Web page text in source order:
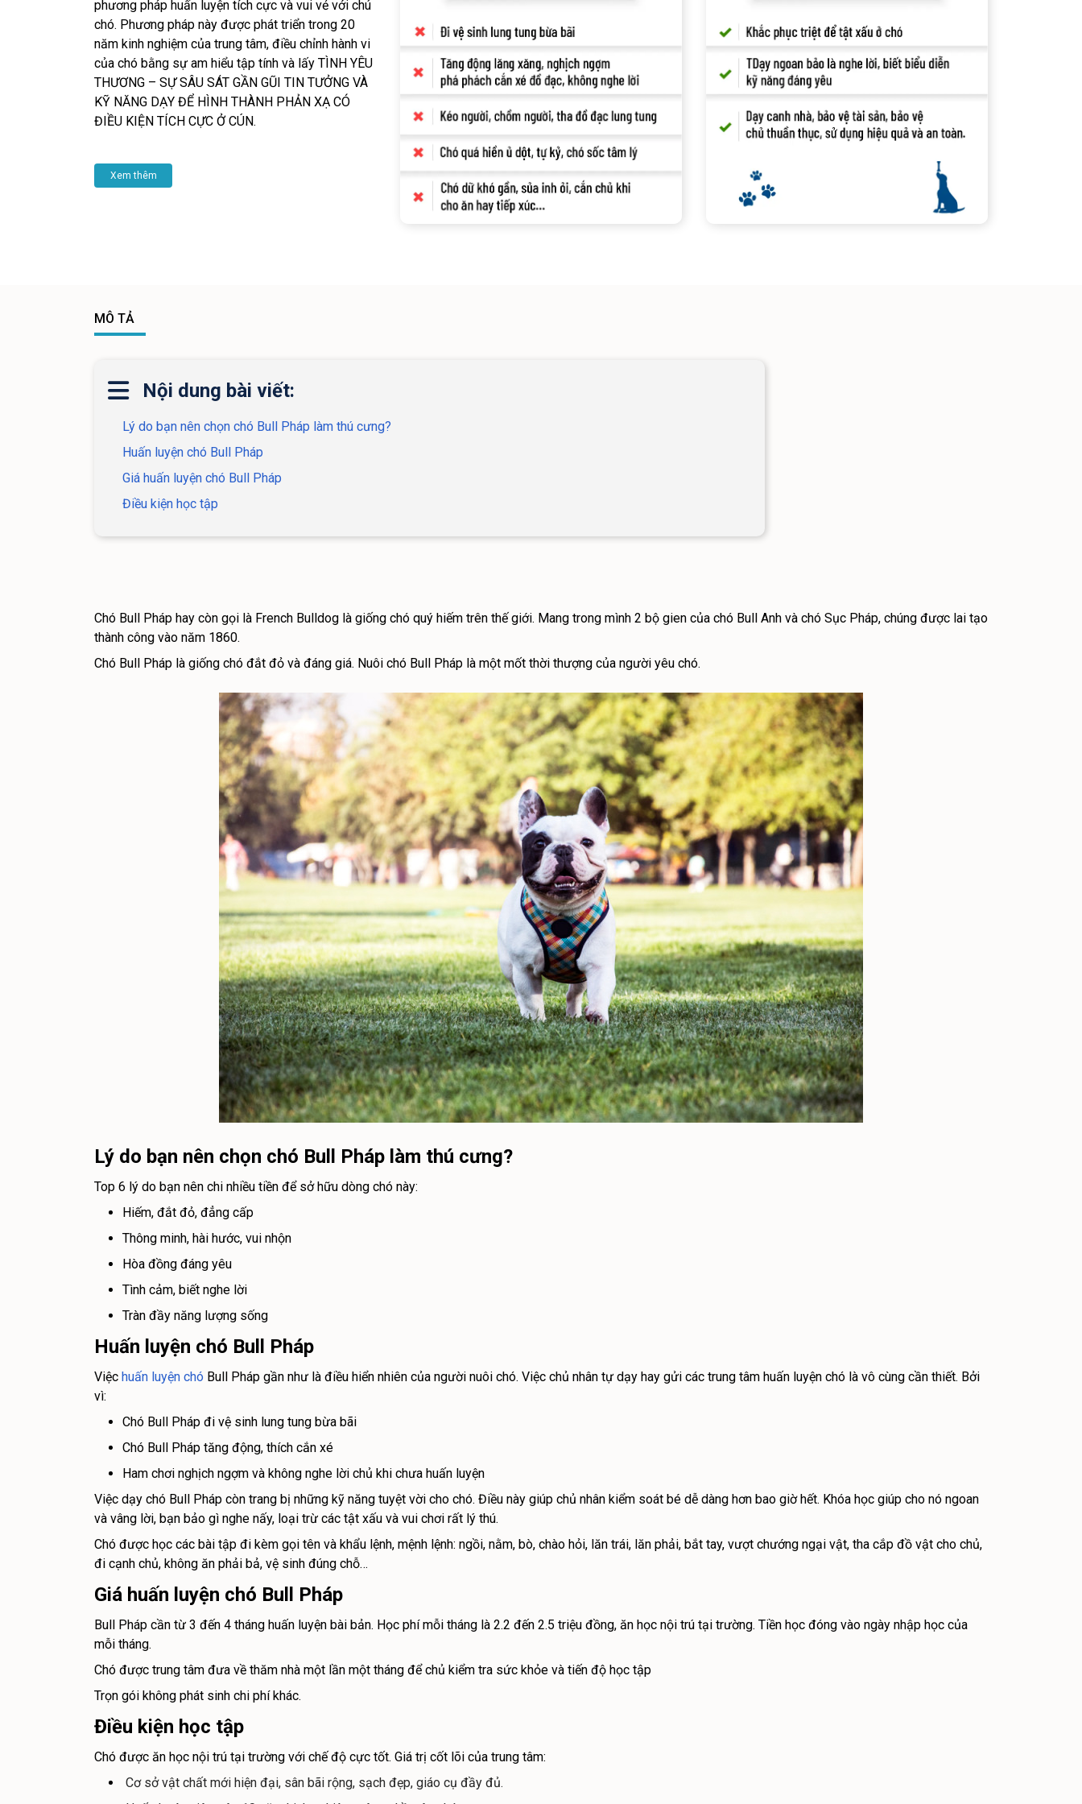
phương pháp huấn luyện tích cực và vui vẻ với chú
chó. Phương pháp này được phát triển trong 20
năm kinh nghiệm của trung tâm, điều chỉnh hành vi
của chó bằng sự am hiểu tập tính và lấy TÌNH YÊU
THƯƠNG – SỰ SÂU SÁT GẦN GŨI TIN TƯỞNG VÀ
KỸ NĂNG DẠY ĐỂ HÌNH THÀNH PHẢN XẠ CÓ
ĐIỀU KIỆN TÍCH CỰC Ở CÚN.
Xem thêm
MÔ TẢ
Nội dung bài viết:
Lý do bạn nên chọn chó Bull Pháp làm thú cưng?
Huấn luyện chó Bull Pháp
Giá huấn luyện chó Bull Pháp
Điều kiện học tập
Chó Bull Pháp hay còn gọi là French Bulldog là giống chó quý hiếm trên thế giới. Mang trong mình 2 bộ gien của chó Bull Anh và chó Sục Pháp, chúng được lai tạo
thành công vào năm 1860.
Chó Bull Pháp là giống chó đắt đỏ và đáng giá. Nuôi chó Bull Pháp là một mốt thời thượng của người yêu chó.
Lý do bạn nên chọn chó Bull Pháp làm thú cưng?
Top 6 lý do bạn nên chi nhiều tiền để sở hữu dòng chó này:
Hiếm, đắt đỏ, đẳng cấp
Thông minh, hài hước, vui nhộn
Hòa đồng đáng yêu
Tình cảm, biết nghe lời
Tràn đầy năng lượng sống
Huấn luyện chó Bull Pháp
Việc huấn luyện chó Bull Pháp gần như là điều hiển nhiên của người nuôi chó. Việc chủ nhân tự dạy hay gửi các trung tâm huấn luyện chó là vô cùng cần thiết. Bởi
vì:
Chó Bull Pháp đi vệ sinh lung tung bừa bãi
Chó Bull Pháp tăng động, thích cắn xé
Ham chơi nghịch ngợm và không nghe lời chủ khi chưa huấn luyện
Việc dạy chó Bull Pháp còn trang bị những kỹ năng tuyệt vời cho chó. Điều này giúp chủ nhân kiểm soát bé dễ dàng hơn bao giờ hết. Khóa học giúp cho nó ngoan
và vâng lời, bạn bảo gì nghe nấy, loại trừ các tật xấu và vui chơi rất lý thú.
Chó được học các bài tập đi kèm gọi tên và khẩu lệnh, mệnh lệnh: ngồi, nằm, bò, chào hỏi, lăn trái, lăn phải, bắt tay, vượt chướng ngại vật, tha cắp đồ vật cho chủ,
đi cạnh chủ, không ăn phải bả, vệ sinh đúng chỗ…
Giá huấn luyện chó Bull Pháp
Bull Pháp cần từ 3 đến 4 tháng huấn luyện bài bản. Học phí mỗi tháng là 2.2 đến 2.5 triệu đồng, ăn học nội trú tại trường. Tiền học đóng vào ngày nhập học của
mỗi tháng.
Chó được trung tâm đưa về thăm nhà một lần một tháng để chủ kiểm tra sức khỏe và tiến độ học tập
Trọn gói không phát sinh chi phí khác.
Điều kiện học tập
Chó được ăn học nội trú tại trường với chế độ cực tốt. Giá trị cốt lõi của trung tâm:
Cơ sở vật chất mới hiện đại, sân bãi rộng, sạch đẹp, giáo cụ đầy đủ.